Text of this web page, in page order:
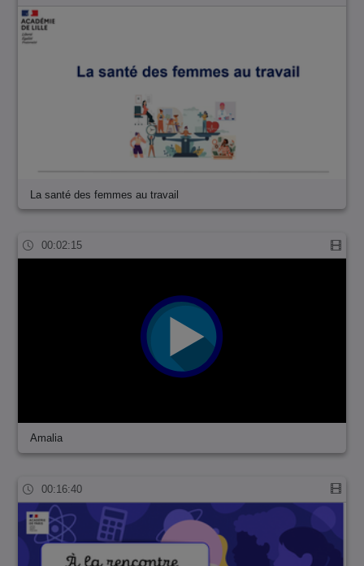
La santé des femmes au travail
00:02:15
Amalia
00:16:40